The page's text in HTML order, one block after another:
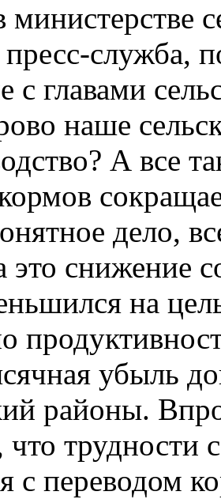
служба,
с главами
наше
А все
дело,
это снижение
на
убыль
районы.
что трудности
с переводом